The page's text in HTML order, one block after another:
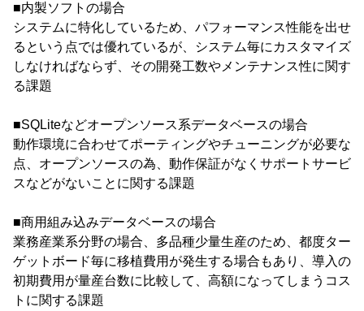
■内製ソフトの場合
システムに特化しているため、パフォーマンス性能を出せ
るという点では優れているが、システム毎にカスタマイズ
しなければならず、その開発工数やメンテナンス性に関す
る課題
■SQLiteなどオープンソース系データベースの場合
動作環境に合わせてポーティングやチューニングが必要な
点、オープンソースの為、動作保証がなくサポートサービ
スなどがないことに関する課題
■商用組み込みデータベースの場合
業務産業系分野の場合、多品種少量生産のため、都度ター
ゲットボード毎に移植費用が発生する場合もあり、導入の
初期費用が量産台数に比較して、高額になってしまうコス
トに関する課題